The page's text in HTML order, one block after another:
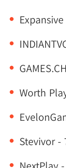
Worth
Stevivor -